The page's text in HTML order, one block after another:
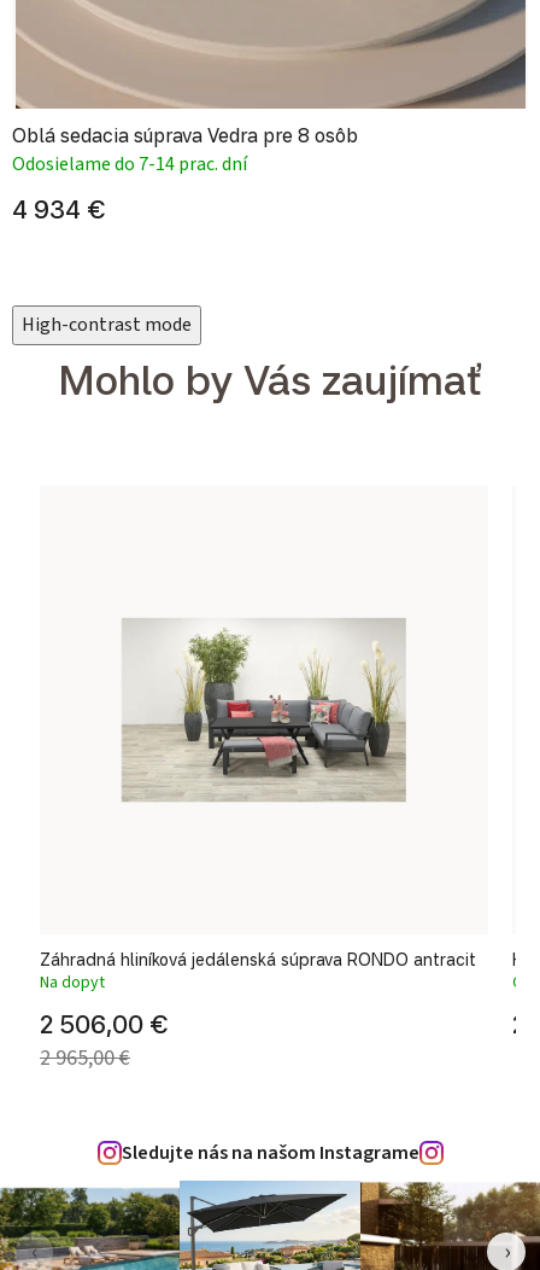
Oblá sedacia súprava Vedra pre 8 osôb
Odosielame do 7-14 prac. dní
4 934 €
High-contrast mode
Mohlo by Vás zaujímať
Záhradná hliníková jedálenská súprava RONDO antracit
Na dopyt
2 506,00 €
2 965,00 €
2
Sledujte nás na našom Instagrame
‹ ›